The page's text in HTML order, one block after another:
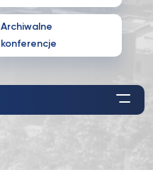
Archiwalne
konferencje